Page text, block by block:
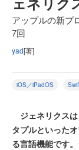
アップルの新
7回
yad[著]
iOS／iPadOS
ジェネリクス
タプルといった
る言語機能です